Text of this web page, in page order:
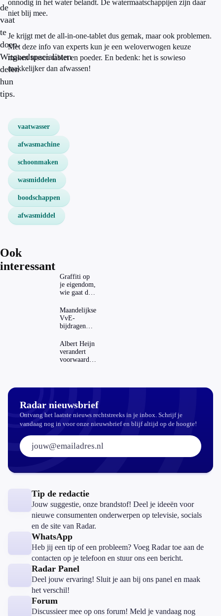
de
vaat
te
doen.
Witgoedspecialisten
delen
hun
tips.
onnodig in het water belandt. De watermaatschappijen zijn daar
niet blij mee.
Je krijgt met de all-in-one-tablet dus gemak, maar ook problemen.
Met deze info van experts kun je een weloverwogen keuze
maken tussen tablet en poeder. En bedenk: het is sowieso
makkelijker dan afwassen!
vaatwasser
afwasmachine
schoonmaken
wasmiddelen
boodschappen
afwasmiddel
Ook
interessant
Graffiti op
je eigendom,
wie gaat dat
Maandelijkse
VvE-
bijdragen
dat invloed
op je
hypotheek?
Albert Heijn
verandert
voorwaarden
Radar nieuwsbrief
Ontvang het laatste nieuws rechtstreeks in je inbox. Schrijf je
vandaag nog in voor onze nieuwsbrief en blijf altijd op de hoogte!
E-mailadres:
Tip de redactie
Jouw suggestie, onze brandstof! Deel je ideeën voor
nieuwe consumenten onderwerpen op televisie, socials
en de site van Radar.
WhatsApp
Heb jij een tip of een probleem? Voeg Radar toe aan de
contacten op je telefoon en stuur ons een bericht.
Radar Panel
Deel jouw ervaring! Sluit je aan bij ons panel en maak
het verschil!
Forum
Discussieer mee op ons forum! Meld je vandaag nog